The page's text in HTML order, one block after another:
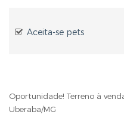
Aceita-se pets
Oportunidade! Terreno à
Uberaba/MG